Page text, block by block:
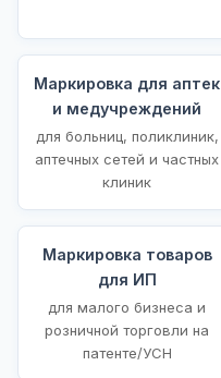
Маркировка для аптек
и медучреждений
для больниц, поликлиник,
аптечных сетей и частных
клиник
Маркировка товаров
для ИП
для малого бизнеса и
розничной торговли на
патенте/УСН